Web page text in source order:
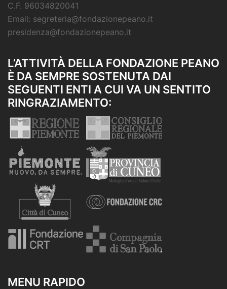
C.F. 96034820041
Email: segreteria@fondazionepeano.it
presidenza@fondazionepeano.it
L’ATTIVITÀ DELLA FONDAZIONE PEANO
È DA SEMPRE SOSTENUTA DAI
SEGUENTI ENTI A CUI VA UN SENTITO
RINGRAZIAMENTO:
MENU RAPIDO